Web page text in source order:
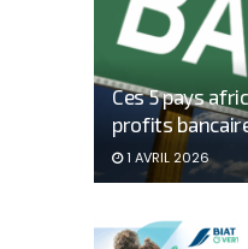
Ces 5 pays
profits
1 AVRIL 2026